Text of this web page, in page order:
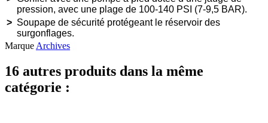
pression, avec une plage de 100-140 PSI (7-9,5 BAR).
> Soupape de sécurité protégeant le réservoir des
surgonflages.
Marque Archives
16 autres produits dans la même
catégorie :